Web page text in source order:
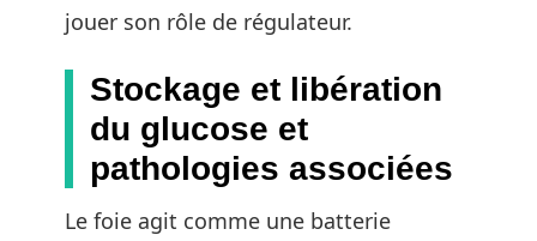
jouer son rôle de régulateur.
Stockage et libération
du glucose et
pathologies associées
Le foie agit comme une batterie